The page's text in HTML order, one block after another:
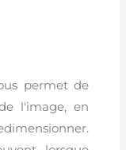
permet de
l'image, en